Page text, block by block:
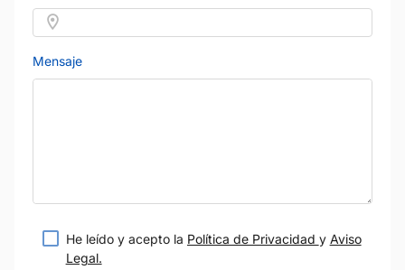
Mensaje
He leído y acepto la Política de Privacidad y Aviso
Legal.